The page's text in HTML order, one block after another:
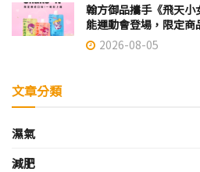
翰方御品攜手《飛天
能運動會登場，限定
2026-08-05
文章分類
濕氣
減肥